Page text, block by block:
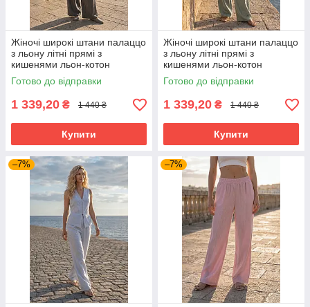
Жіночі широкі штани палаццо
з льону літні прямі з
кишенями льон-котон
вільного крою сірі 42-52
розміри
Готово до відправки
1 339,20 ₴ 1 440 ₴
Купити
Жіночі широкі штани палаццо
з льону літні прямі з
кишенями льон-котон
вільного крою оливкові 42-52
розміри
Готово до відправки
1 339,20 ₴ 1 440 ₴
Купити
–7% –7%